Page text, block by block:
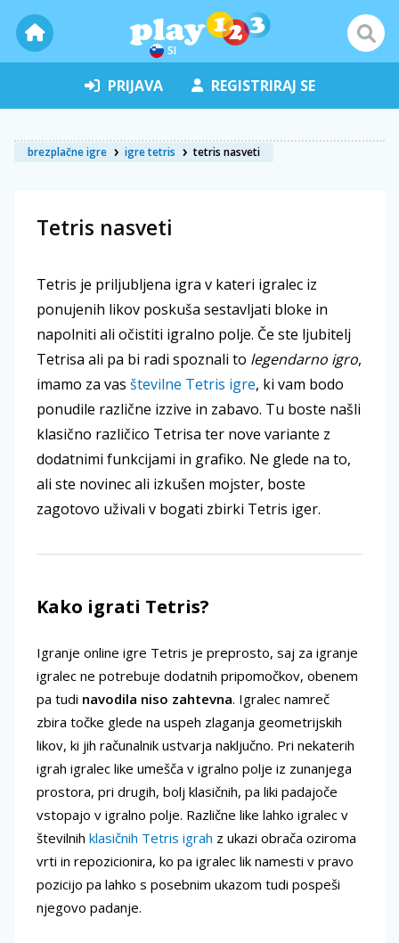
SI
PRIJAVA REGISTRIRAJ SE
brezplačne igre igre tetris tetris nasveti
Tetris nasveti
Tetris je priljubljena igra v kateri igralec iz
ponujenih likov poskuša sestavljati bloke in
napolniti ali očistiti igralno polje. Če ste ljubitelj
Tetrisa ali pa bi radi spoznali to legendarno igro,
imamo za vas številne Tetris igre, ki vam bodo
ponudile različne izzive in zabavo. Tu boste našli
klasično različico Tetrisa ter nove variante z
dodatnimi funkcijami in grafiko. Ne glede na to,
ali ste novinec ali izkušen mojster, boste
zagotovo uživali v bogati zbirki Tetris iger.
Kako igrati Tetris?
Igranje online igre Tetris je preprosto, saj za igranje
igralec ne potrebuje dodatnih pripomočkov, obenem
pa tudi navodila niso zahtevna. Igralec namreč
zbira točke glede na uspeh zlaganja geometrijskih
likov, ki jih računalnik ustvarja naključno. Pri nekaterih
igrah igralec like umešča v igralno polje iz zunanjega
prostora, pri drugih, bolj klasičnih, pa liki padajoče
vstopajo v igralno polje. Različne like lahko igralec v
številnih klasičnih Tetris igrah z ukazi obrača oziroma
vrti in repozicionira, ko pa igralec lik namesti v pravo
pozicijo pa lahko s posebnim ukazom tudi pospeši
njegovo padanje.